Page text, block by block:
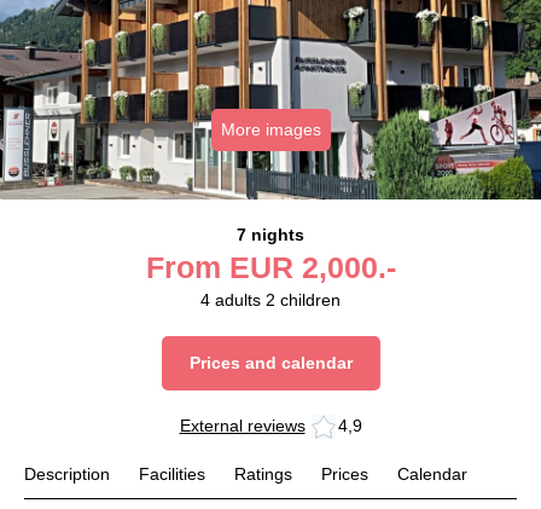
More images
7 nights
From EUR 2,000.-
4 adults 2 children
Prices and calendar
External reviews 4,9
Description Facilities Ratings Prices Calendar